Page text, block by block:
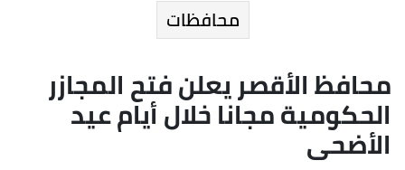
محافظات
محافظ الأقصر يعلن فتح المجازر
الحكومية مجانا خلال أيام عيد
الأضحى